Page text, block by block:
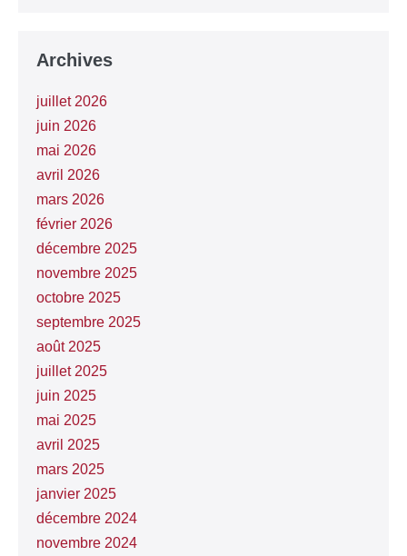
Archives
juillet 2026
juin 2026
mai 2026
avril 2026
mars 2026
février 2026
décembre 2025
novembre 2025
octobre 2025
septembre 2025
août 2025
juillet 2025
juin 2025
mai 2025
avril 2025
mars 2025
janvier 2025
décembre 2024
novembre 2024